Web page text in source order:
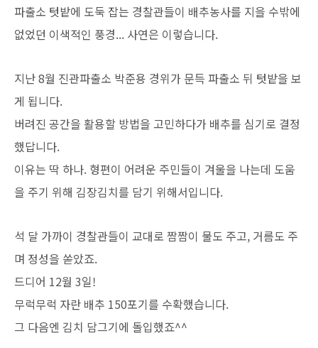
파출소 텃밭에 도둑 잡는 경찰관들이 배추농사를 지을 수밖에
없었던 이색적인 풍경... 사연은 이렇습니다.
지난 8월 진관파출소 박준용 경위가 문득 파출소 뒤 텃밭을 보
게 됩니다.
버려진 공간을 활용할 방법을 고민하다가 배추를 심기로 결정
했답니다.
이유는 딱 하나. 형편이 어려운 주민들이 겨울을 나는데 도움
을 주기 위해 김장김치를 담기 위해서입니다.
석 달 가까이 경찰관들이 교대로 짬짬이 물도 주고, 거름도 주
며 정성을 쏟았죠.
드디어 12월 3일!
무럭무럭 자란 배추 150포기를 수확했습니다.
그 다음엔 김치 담그기에 돌입했죠^^